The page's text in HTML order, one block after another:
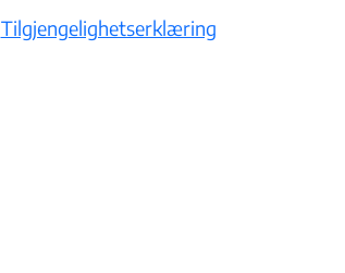
Tilgjengelighetserklæring